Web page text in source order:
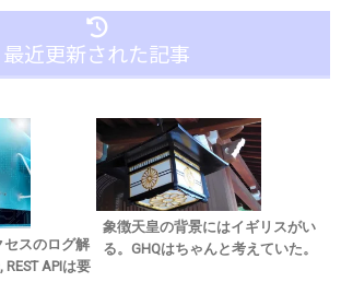
最近更新された記事
セスのログ解
APIは要
象徴天皇の背景にはイギリスがい
る。GHQはちゃんと考えていた。